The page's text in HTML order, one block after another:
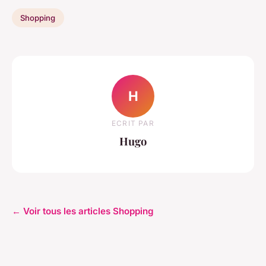
Shopping
H
ECRIT PAR
Hugo
← Voir tous les articles Shopping